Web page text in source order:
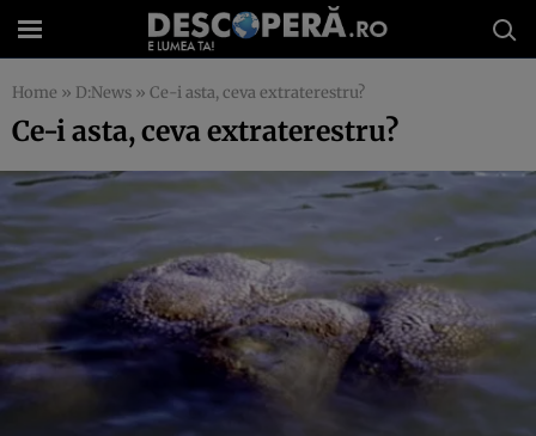
Home » D:News » Ce-i asta, ceva extraterestru?
Ce-i asta, ceva extraterestru?